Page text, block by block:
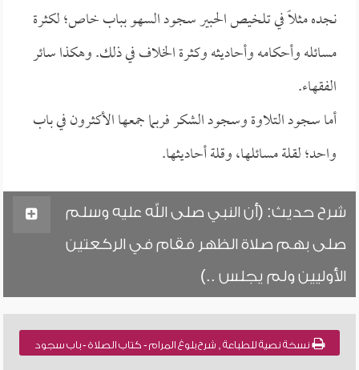
نجده مثلاً في تلخيص الحبير سجود السهو بباب خاص؛ لكثرة
مسائله وأحكامه وأحاديثه وكثرة الخلاف في ذلك. وهكذا سائر
الفقهاء.
أما سجود التلاوة وسجود الشكر فربما جمعها الأكثرون في باب
واحد؛ لقلة مسائلها، وقلة أحاديثها.
شرح حديث: (أن النبي صلى الله عليه وسلم
صلى بهم صلاة الظهر فقام في الركعتين
الأوليين ولم يجلس ..)
نسخة نصية للطباعة , شرح بلوغ المرام - كتاب الصلاة - باب سجود